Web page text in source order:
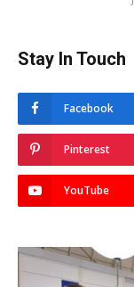
Stay In Touch
Facebook
Pinterest
YouTube